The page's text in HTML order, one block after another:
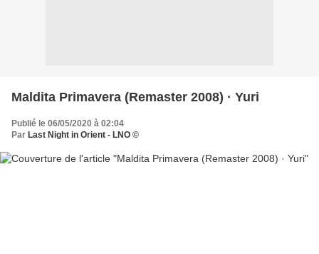
Maldita Primavera (Remaster 2008) · Yuri
Publié le 06/05/2020 à 02:04
Par Last Night in Orient - LNO ©